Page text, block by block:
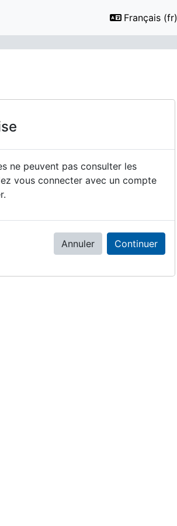
Français ‎(fr)‎
ne peuvent pas consulter les
vous connecter avec un compte
Annuler Continuer